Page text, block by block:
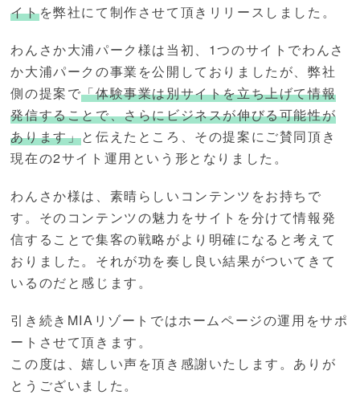
イトを弊社にて制作させて頂きリリースしました。
わんさか大浦パーク様は当初、1つのサイトでわんさ
か大浦パークの事業を公開しておりましたが、弊社
側の提案で「体験事業は別サイトを立ち上げて情報
発信することで、さらにビジネスが伸びる可能性が
あります」と伝えたところ、その提案にご賛同頂き
現在の2サイト運用という形となりました。
わんさか様は、素晴らしいコンテンツをお持ちで
す。そのコンテンツの魅力をサイトを分けて情報発
信することで集客の戦略がより明確になると考えて
おりました。それが功を奏し良い結果がついてきて
いるのだと感じます。
引き続きMIAリゾートではホームページの運用をサポ
ートさせて頂きます。
この度は、嬉しい声を頂き感謝いたします。ありが
とうございました。